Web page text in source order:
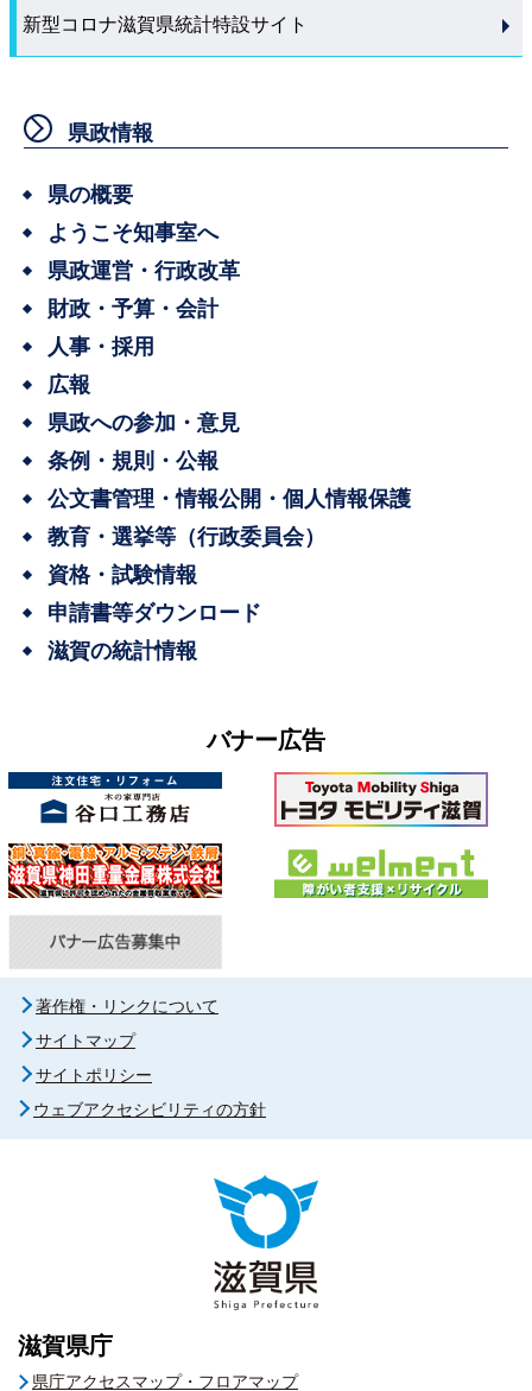
新型コロナ滋賀県統計特設サイト
県政情報
県の概要
ようこそ知事室へ
県政運営・行政改革
財政・予算・会計
人事・採用
広報
県政への参加・意見
条例・規則・公報
公文書管理・情報公開・個人情報保護
教育・選挙等（行政委員会）
資格・試験情報
申請書等ダウンロード
滋賀の統計情報
バナー広告
著作権・リンクについて
サイトマップ
サイトポリシー
ウェブアクセシビリティの方針
滋賀県庁
県庁アクセスマップ・フロアマップ